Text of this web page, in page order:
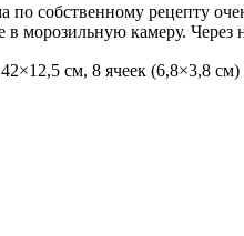
собственному рецепту
в морозильную камеру.
см, 8 ячеек (6,8×3,8 см)